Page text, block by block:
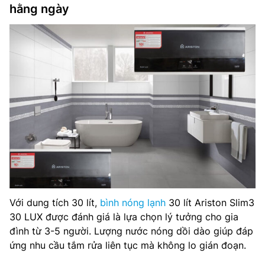
hằng ngày
Với dung tích 30 lít, bình nóng lạnh 30 lít Ariston Slim3
30 LUX được đánh giá là lựa chọn lý tưởng cho gia
đình từ 3-5 người. Lượng nước nóng dồi dào giúp đáp
ứng nhu cầu tắm rửa liên tục mà không lo gián đoạn.